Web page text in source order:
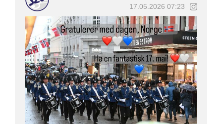
17.05.2026 07:23